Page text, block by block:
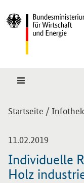
Sie sind hier:
Startseite /Infothek
11.02.2019
Individuelle
Holz